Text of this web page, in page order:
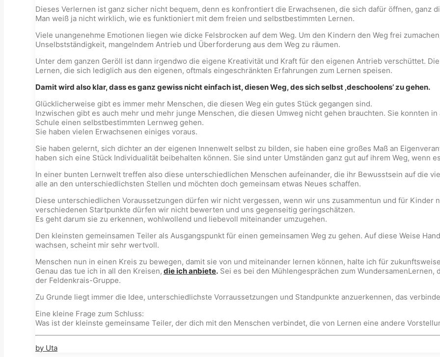
Dieses Verlernen ist ganz sicher nicht bequem, denn es konfrontiert die Erwachsenen, die sich dafür öffnen, ganz
Man weiß ja nicht wirklich, wie es funktioniert mit dem freien und selbstbestimmten Lernen.
Viele unangenehme Emotionen liegen wie dicke Felsbrocken auf dem Weg. Um den Kindern den Weg frei
Unselbstständigkeit, mangelndem Antrieb und Überforderung aus dem Weg zu räumen.
Unter dem ganzen Geröll ist dann irgendwo die eigene Kreativität und Kraft für den eigenen Antrieb verschüttet.
Lernen, die sich lediglich aus den eigenen, oftmals eingeschränkten Erfahrungen zum Lernen speisen.
Damit wird also klar, dass es ganz gewiss nicht einfach ist, diesen Weg, des sich selbst ‚deschoolens’ zu gehen.
Glücklicherweise gibt es immer mehr Menschen, die diesen Weg ein gutes Stück gegangen sind.
Inzwischen gibt es auch mehr und mehr junge Menschen, die diesen Umweg nicht gehen brauchten. Sie konnten
Schule einen selbstbestimmten Lernweg gehen.
Sie haben vielen Erwachsenen einiges voraus.
Sie haben gelernt, sich dichter an der eigenen Innenwelt selbst zu bilden, sie haben eine großes Maß an
haben sich eine Stück Individualität beibehalten können. Sie sind unter Umständen ganz gut auf ihrem Weg, wenn
In einer bunten Lernwelt treffen also diese unterschiedlichen Menschen aufeinander, die ihr Bewusstsein auf die
alle an den unterschiedlichsten Stellen und möchten doch gemeinsam etwas Neues schaffen.
Diese unterschiedlichen Voraussetzungen dürfen wir nicht vergessen, wenn wir uns zusammentun und für Kinder
verschiedenen Startpunkte dürfen wir nicht bewerten und uns gegenseitig geringschätzen.
Es geht darum sie zu erkennen, wohlwollend und liebevoll miteinander umzugehen.
Den kleinsten gemeinsamen Teiler als Ausgangspunkt für einen gemeinsamen Weg zu gehen. Auf diese Weise
wachsen, scheint mir sehr wertvoll.
Menschen nun in einen Kreis zu bewegen, damit sie von und miteinander lernen können, halte ich für
Genau das tue ich in all den Kreisen, die ich anbiete. Sei es bei den Mühlengesprächen zum
der Feldenkrais-Gruppe.
Zu Grunde liegt immer die Idee, unterschiedlichste Vorraussetzungen und Standpunkte anzuerkennen, das
Eine kleine Frage zum Schluss:
Was ist der kleinste gemeinsame Teiler, der dich mit den Menschen verbindet, die von Lernen eine andere
by Uta